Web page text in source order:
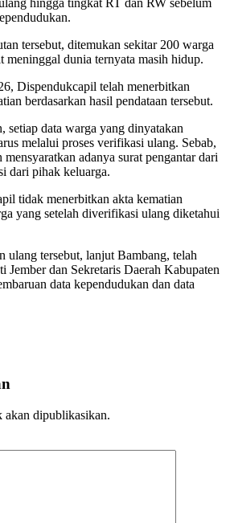
tersebut, ditemukan sekitar 200 warga
meninggal dunia ternyata masih hidup.
Dispendukcapil telah menerbitkan
berdasarkan hasil pendataan tersebut.
setiap data warga yang dinyatakan
melalui proses verifikasi ulang. Sebab,
adanya surat pengantar dari
dari pihak keluarga.
tidak menerbitkan akta kematian
yang setelah diverifikasi ulang diketahui
ulang tersebut, lanjut Bambang, telah
Jember dan Sekretaris Daerah Kabupaten
data kependudukan dan data
akan dipublikasikan.